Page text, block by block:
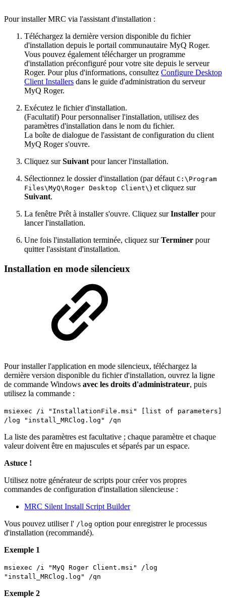
Pour installer MRC via l'assistant d'installation :
Téléchargez la dernière version disponible du fichier
d'installation depuis le portail communautaire MyQ Roger.
Vous pouvez également télécharger un programme
d'installation préconfiguré pour votre site depuis le serveur
Roger. Pour plus d'informations, consultez Configure Desktop
Client Installers dans le guide d'administration du serveur
MyQ Roger.
Exécutez le fichier d'installation.
(Facultatif) Pour personnaliser l'installation, utilisez des
paramètres d'installation dans le nom du fichier.
La boîte de dialogue de l'assistant de configuration du client
MyQ Roger s'ouvre.
Cliquez surSuivant pour lancer l'installation.
Sélectionnez le dossier d'installation (par défaut C:\Program
Files\MyQ\Roger Desktop Client\) et cliquez sur
Suivant.
La fenêtre Prêt à installer s'ouvre. Cliquez surInstaller pour
lancer l'installation.
Une fois l'installation terminée, cliquez surTerminer pour
quitter l'assistant d'installation.
Installation en mode silencieux
Pour installer l'application en mode silencieux, téléchargez la
dernière version disponible du fichier d'installation, ouvrez la ligne
de commande Windows avec les droits d'administrateur, puis
utilisez la commande :
msiexec /i "InstallationFile.msi" [list of parameters]
/log "install_MRClog.log" /qn
La liste des paramètres est facultative ; chaque paramètre et chaque
valeur doivent être en majuscules et séparés par un espace.
Astuce !
Utilisez notre générateur de scripts pour créer vos propres
commandes de configuration d'installation silencieuse :
MRC Silent Install Script Builder
Vous pouvez utiliser l' /log option pour enregistrer le processus
d'installation (recommandé).
Exemple 1
msiexec /i "MyQ Roger Client.msi" /log
"install_MRClog.log" /qn
Exemple 2